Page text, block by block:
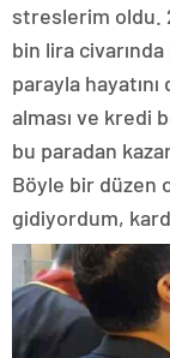
streslerim oldu.
bin lira
parayla
alması ve kredi
bu paradan
Böyle bir düzen
gidiyordum,